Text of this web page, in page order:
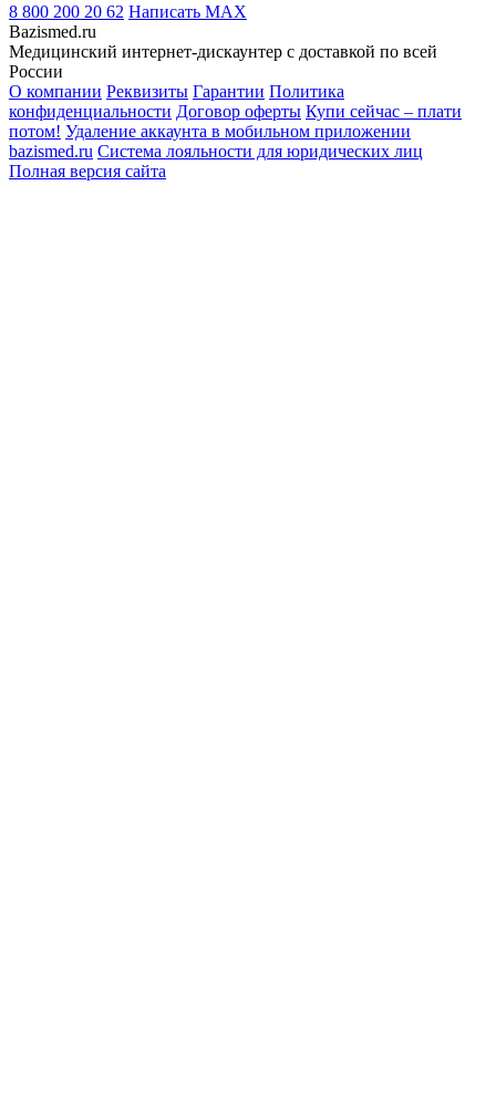
8 800 200 20 62 Написать MAX
Bazismed.ru
Медицинский интернет-дискаунтер с доставкой по всей
России
О компании Реквизиты Гарантии Политика
конфиденциальности Договор оферты Купи сейчас – плати
потом! Удаление аккаунта в мобильном приложении
bazismed.ru Система лояльности для юридических лиц
Полная версия сайта